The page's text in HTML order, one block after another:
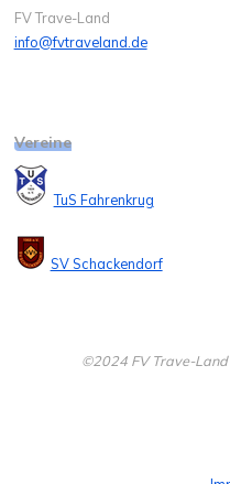
FV Trave-Land
info@fvtraveland.de
Vereine
TuS Fahrenkrug
SV Schackendorf
©2024 FV Trave-Land